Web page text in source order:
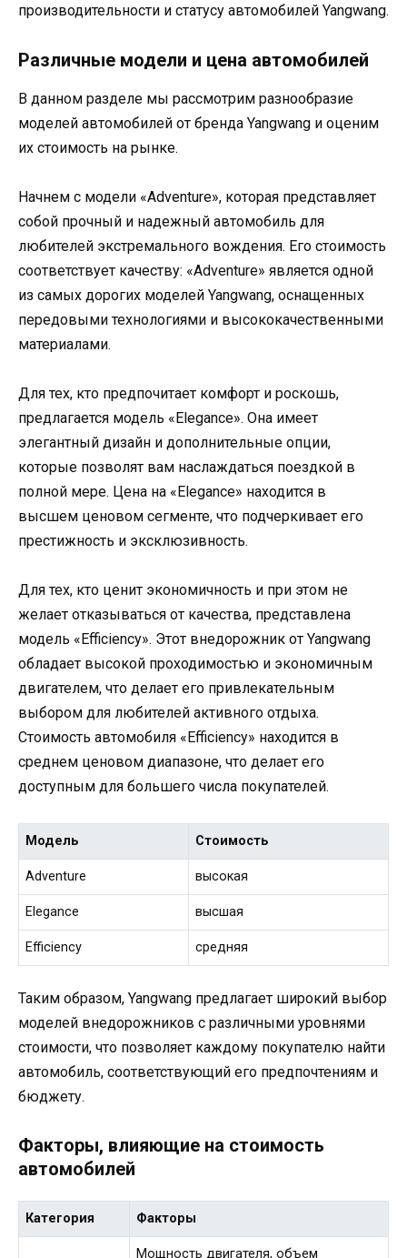
производительности и статусу автомобилей Yangwang.
Различные модели и цена автомобилей
В данном разделе мы рассмотрим разнообразие
моделей автомобилей от бренда Yangwang и оценим
их стоимость на рынке.
Начнем с модели «Adventure», которая представляет
собой прочный и надежный автомобиль для
любителей экстремального вождения. Его стоимость
соответствует качеству: «Adventure» является одной
из самых дорогих моделей Yangwang, оснащенных
передовыми технологиями и высококачественными
материалами.
Для тех, кто предпочитает комфорт и роскошь,
предлагается модель «Elegance». Она имеет
элегантный дизайн и дополнительные опции,
которые позволят вам наслаждаться поездкой в
полной мере. Цена на «Elegance» находится в
высшем ценовом сегменте, что подчеркивает его
престижность и эксклюзивность.
Для тех, кто ценит экономичность и при этом не
желает отказываться от качества, представлена
модель «Efficiency». Этот внедорожник от Yangwang
обладает высокой проходимостью и экономичным
двигателем, что делает его привлекательным
выбором для любителей активного отдыха.
Стоимость автомобиля «Efficiency» находится в
среднем ценовом диапазоне, что делает его
доступным для большего числа покупателей.
Модель Стоимость
Adventure высокая
Elegance высшая
Efficiency средняя
Таким образом, Yangwang предлагает широкий выбор
моделей внедорожников с различными уровнями
стоимости, что позволяет каждому покупателю найти
автомобиль, соответствующий его предпочтениям и
бюджету.
Факторы, влияющие на стоимость
автомобилей
Категория Факторы
Мощность двигателя, объем